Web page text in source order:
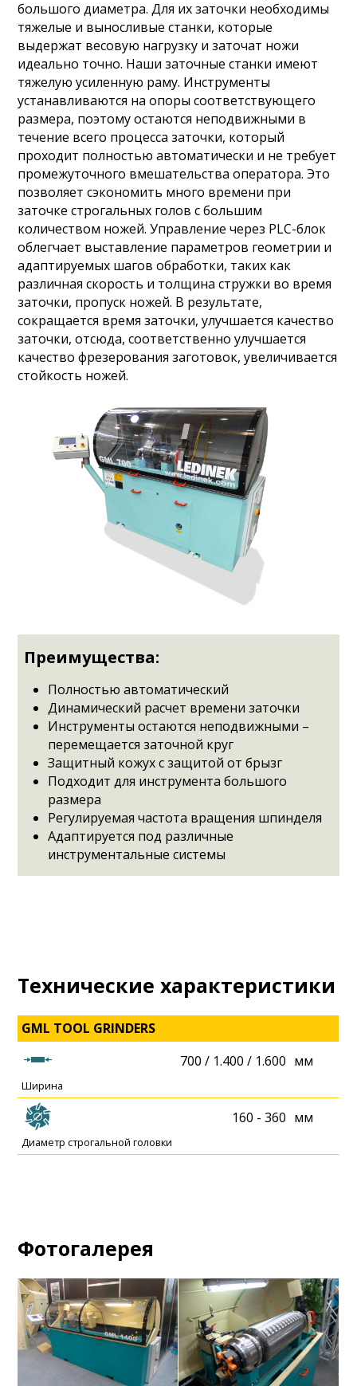
большого диаметра. Для их заточки необходимы
тяжелые и выносливые станки, которые
выдержат весовую нагрузку и заточат ножи
идеально точно. Наши заточные станки имеют
тяжелую усиленную раму. Инструменты
устанавливаются на опоры соответствующего
размера, поэтому остаются неподвижными в
течение всего процесса заточки, который
проходит полностью автоматически и не требует
промежуточного вмешательства оператора. Это
позволяет сэкономить много времени при
заточке строгальных голов с большим
количеством ножей. Управление через PLC-блок
облегчает выставление параметров геометрии и
адаптируемых шагов обработки, таких как
различная скорость и толщина стружки во время
заточки, пропуск ножей. В результате,
сокращается время заточки, улучшается качество
заточки, отсюда, соответственно улучшается
качество фрезерования заготовок, увеличивается
стойкость ножей.
Преимущества:
Полностью автоматический
Динамический расчет времени заточки
Инструменты остаются неподвижными –
перемещается заточной круг
Защитный кожух с защитой от брызг
Подходит для инструмента большого
размера
Регулируемая частота вращения шпинделя
Адаптируется под различные
инструментальные системы
Технические характеристики
GML TOOL GRINDERS
700 / 1.400 / 1.600 мм
Ширина
160 - 360 мм
Диаметр строгальной головки
Фотогалерея